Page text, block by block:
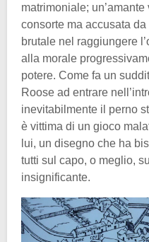
matrimoniale;
consorte ma accusata
brutale nel raggiungere
alla morale
potere. Come fa un
Roose ad entrare
inevitabilmente il perno
è vittima di un gioco
lui, un disegno che ha
tutti sul capo, o meglio,
insignificante.